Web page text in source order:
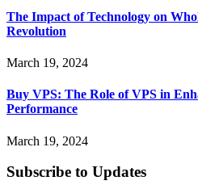
The Impact of Technology on
Revolution
March 19, 2024
Buy VPS: The Role of VPS in
Performance
March 19, 2024
Subscribe to Updates